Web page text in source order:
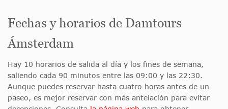
Fechas y horarios de Damtours
Ámsterdam
Hay 10 horarios de salida al día y los fines de semana,
saliendo cada 90 minutos entre las 09:00 y las 22:30.
Aunque puedes reservar hasta cuatro horas antes de un
paseo, es mejor reservar con más antelación para evitar